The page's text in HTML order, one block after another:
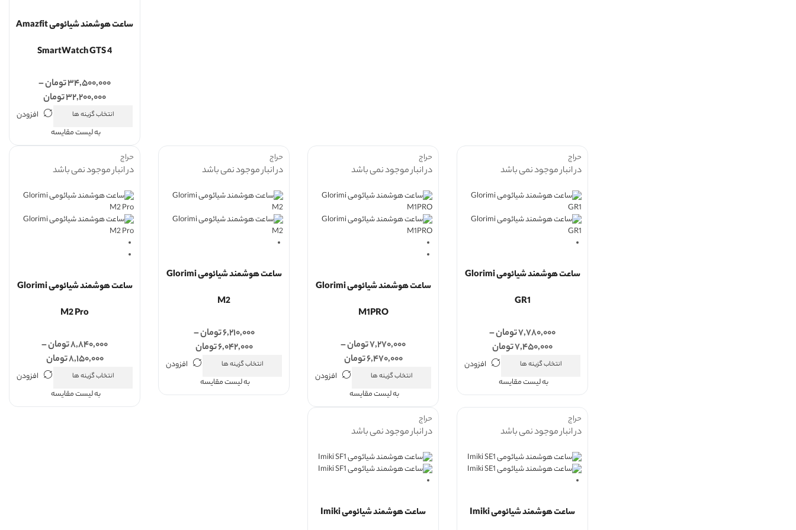
ساعت هوشمند شیائومی Amazfit
SmartWatch GTS 4
۳۴,۵۰۰,۰۰۰تومان–
۳۲,۲۰۰,۰۰۰تومان
انتخاب گزینه ها
افزودن
به لیست مقایسه
حراج
در انبار موجود نمی باشد
ساعت هوشمند شیائومی Glorimi
GR1
۷,۷۸۰,۰۰۰تومان–
۷,۴۵۰,۰۰۰تومان
انتخاب گزینه ها
افزودن
به لیست مقایسه
حراج
در انبار موجود نمی باشد
ساعت هوشمند شیائومی Glorimi
M1PRO
۷,۲۷۰,۰۰۰تومان–
۶,۴۷۰,۰۰۰تومان
انتخاب گزینه ها
افزودن
به لیست مقایسه
حراج
در انبار موجود نمی باشد
ساعت هوشمند شیائومی Glorimi
M2
۶,۲۱۰,۰۰۰تومان–
۶,۰۴۲,۰۰۰تومان
انتخاب گزینه ها
افزودن
به لیست مقایسه
حراج
در انبار موجود نمی باشد
ساعت هوشمند شیائومی Glorimi
M2 Pro
۸,۸۴۰,۰۰۰تومان–
۸,۱۵۰,۰۰۰تومان
انتخاب گزینه ها
افزودن
به لیست مقایسه
حراج
در انبار موجود نمی باشد
ساعت هوشمند شیائومی Imiki
حراج
در انبار موجود نمی باشد
ساعت هوشمند شیائومی Imiki